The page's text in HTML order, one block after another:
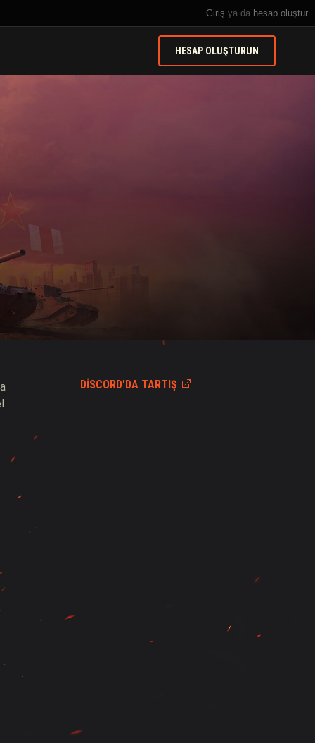
Giriş ya da hesap oluştur
HESAP OLUŞTURUN
DISCORD'DA TARTIŞ